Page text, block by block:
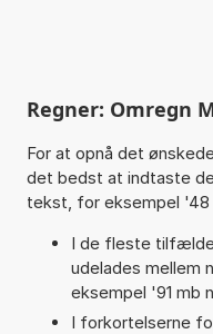
Regner: Omregn
For at opnå det
det bedst at indtaste
tekst, for eksempel
I de fleste
udelades mellem
eksempel '91 mb
I forkortelserne